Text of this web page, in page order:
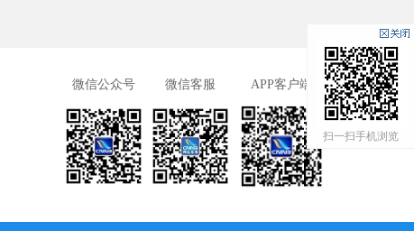
扫一扫手机浏览
微信公众号 微信客服 APP客户端